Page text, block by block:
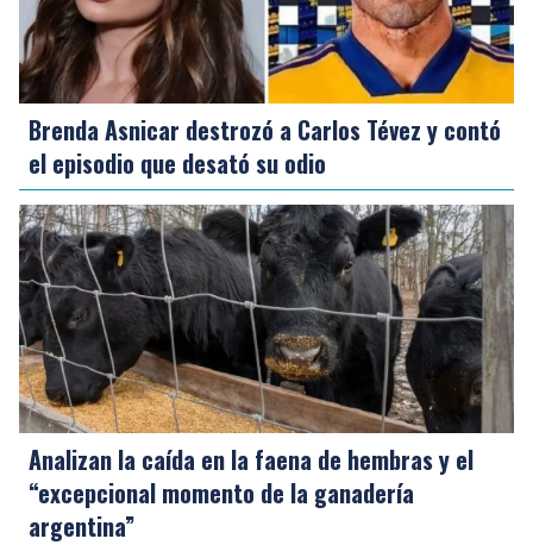
Brenda Asnicar destrozó a Carlos Tévez y contó
el episodio que desató su odio
Analizan la caída en la faena de hembras y el
“excepcional momento de la ganadería
argentina”